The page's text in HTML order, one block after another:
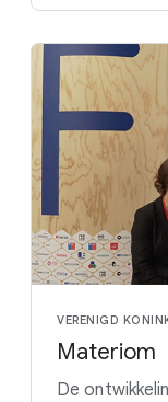
VERENIGD
Materiom
De